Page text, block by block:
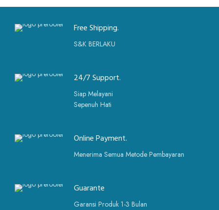
Free Shipping.
S&K BERLAKU
24/7 Support.
Siap Melayani
Sepenuh Hati
Online Payment.
Menerima Semua Metode Pembayaran
Guarante
Garansi Produk 1-3 Bulan